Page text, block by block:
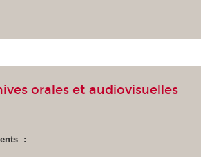
orales et audiovisuelles
: